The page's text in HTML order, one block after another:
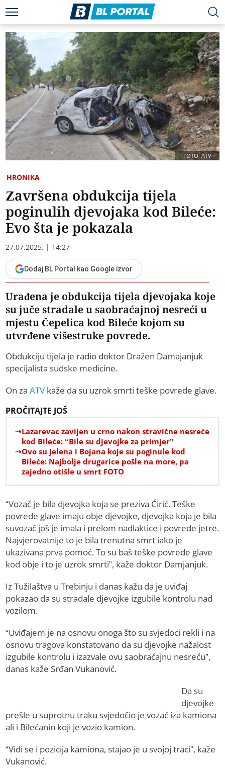
FOTO: ATV
HRONIKA
Završena obdukcija tijela
poginulih djevojaka kod Bileće:
Еvo šta je pokazala
27.07.2025. | 14:27
Dodaj BL Portal kao Google izvor
Urađena je obdukcija tijela djevojaka koje
su juče stradale u saobraćajnoj nesreći u
mjestu Čepelica kod Bileće kojom su
utvrđene višestruke povrede.
Obdukciju tijela je radio doktor Dražen Damajanjuk
specijalista sudske medicine.
On zaATV kaže da su uzrok smrti teške povrede glave.
PROČITAJTE JOŠ
Lazarevac zavijen u crno nakon stravične nesreće
kod Bileće: “Bile su djevojke za primjer”
Ovo su Jelena i Bojana koje su poginule kod
Bileće: Najbolje drugarice pošle na more, pa
zajedno otišle u smrt FOTO
“Vozač je bila djevojka koja se preziva Ćirić. Teške
povrede glave imaju obje djevojke, djevojka koja je bila
suvozač još je imala i prelom nadlaktice i povrede jetre.
Najvjerovatnije to je bila trenutna smrt iako je
ukazivana prva pomoć. To su baš teške povrede glave
kod obje i to je uzrok smrti”, kaže doktor Damjanjuk.
Iz Tužilaštva u Trebinju i danas kažu da je uviđaj
pokazao da su stradale djevojke izgubile kontrolu nad
vozilom.
“Uviđajem je na osnovu onoga što su svjedoci rekli i na
osnovu tragova konstatovano da su djevojke nažalost
izgubile kontrolu i izazvale ovu saobraćajnu nesreću”,
danas kaže Srđan Vukanović.
Da su
djevojke
prešle u suprotnu traku svjedočio je vozač iza kamiona
ali i Bilećanin koji je vozio kamion.
“Vidi se i pozicija kamiona, stajao je u svojoj traci”, kaže
Vukanović.